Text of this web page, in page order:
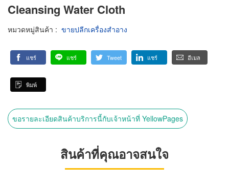
Cleansing Water Cloth
หมวดหมู่สินค้า : ขายปลีกเครื่องสำอาง
แชร์ แชร์ Tweet แชร์ อีเมล
พิมพ์
ขอรายละเอียดสินค้าบริการนี้กับเจ้าหน้าที่ YellowPages
สินค้าที่คุณอาจสนใจ